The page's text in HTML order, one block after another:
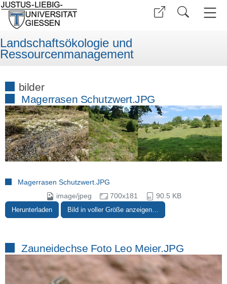
Landschaftsökologie und
Ressourcenmanagement
bilder
Magerrasen Schutzwert.JPG
Magerrasen Schutzwert.JPG
image/jpeg
700x181 90.5 KB
Herunterladen Bild in voller Größe anzeigen…
Zauneidechse Foto Leo Meier.JPG